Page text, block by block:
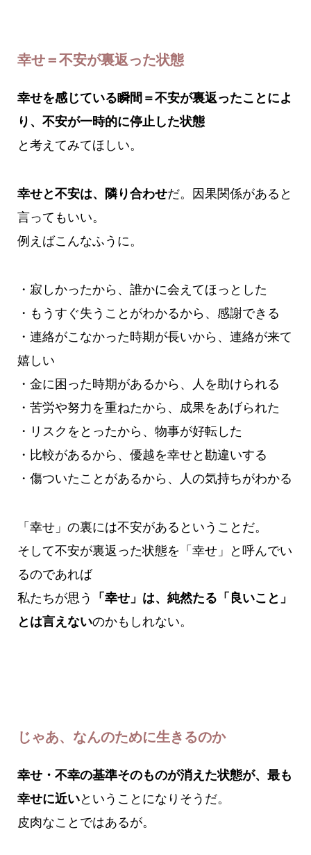
幸せ＝不安が裏返った状態
幸せを感じている瞬間＝不安が裏返ったことによ
り、不安が一時的に停止した状態
と考えてみてほしい。
幸せと不安は、隣り合わせだ。因果関係があると
言ってもいい。
例えばこんなふうに。
・寂しかったから、誰かに会えてほっとした
・もうすぐ失うことがわかるから、感謝できる
・連絡がこなかった時期が長いから、連絡が来て
嬉しい
・金に困った時期があるから、人を助けられる
・苦労や努力を重ねたから、成果をあげられた
・リスクをとったから、物事が好転した
・比較があるから、優越を幸せと勘違いする
・傷ついたことがあるから、人の気持ちがわかる
「幸せ」の裏には不安があるということだ。
そして不安が裏返った状態を「幸せ」と呼んでい
るのであれば
私たちが思う
「幸せ」は、純然たる「良いこと」
とは言えないのかもしれない。
じゃあ、なんのために生きるのか
幸せ・不幸の基準そのものが消えた状態が、最も
幸せに近いということになりそうだ。
皮肉なことではあるが。